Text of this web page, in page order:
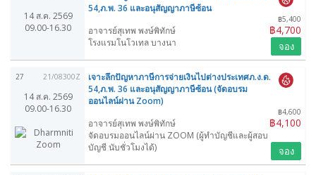
14 ส.ค. 2569
09.00-16.30
54,ภ.พ. 36 และอนุสัญญาภาษีซ้อน
฿5,400
฿4,700
อาจารย์สุเทพ พงษ์พิทักษ์
โรงแรมโนโวเทล บางนา
จอง
27 21/08300Z
14 ส.ค. 2569
09.00-16.30
เจาะลึกปัญหาภาษีการจ่ายเงินไปต่างประเทศภ.ง.ด.
54,ภ.พ. 36 และอนุสัญญาภาษีซ้อน (จัดอบรม
ออนไลน์ผ่าน Zoom)
฿4,600
฿4,100
อาจารย์สุเทพ พงษ์พิทักษ์
จัดอบรมออนไลน์ผ่าน ZOOM (ผู้ทำบัญชีและผู้สอบ
บัญชี นับชั่วโมงได้)
จอง